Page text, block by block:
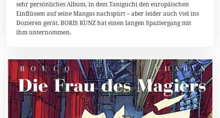
2
0
1
6
sehr persönliches Album, in dem Taniguchi den europäischen
Einflüssen auf seine Mangas nachspürt – aber leider auch viel ins
Dozieren gerät. BORIS KUNZ hat einen langen Spaziergang mit
ihm unternommen.